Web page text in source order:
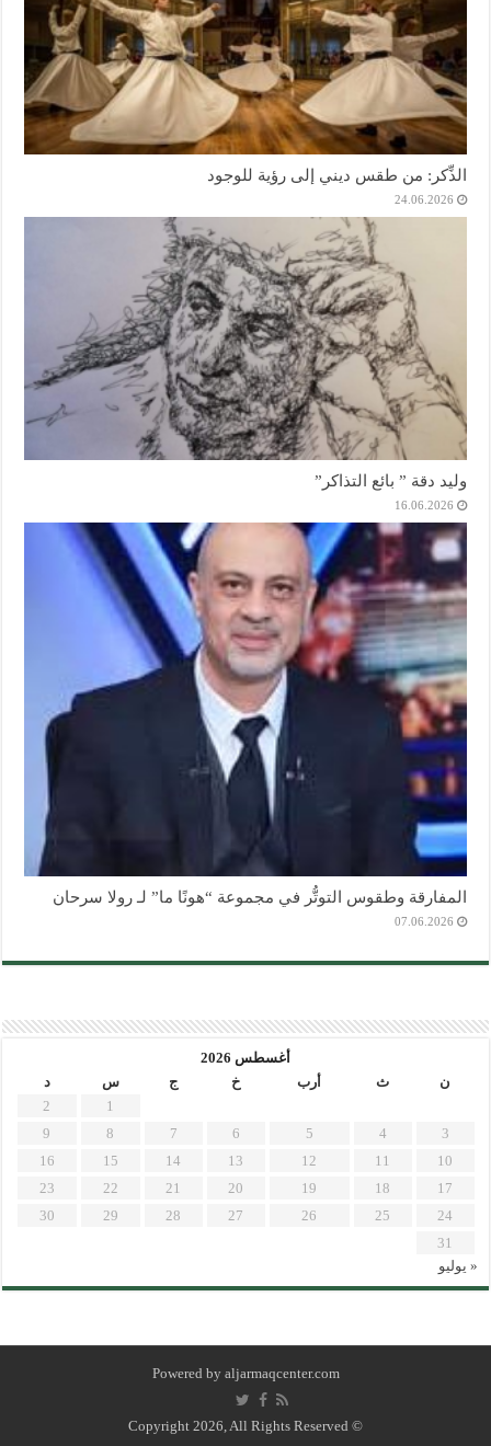
الذِّكر: من طقس ديني إلى رؤية للوجود
24.06.2026
وليد دقة ” بائع التذاكر”
16.06.2026
المفارقة وطقوس التوتُّر في مجموعة “هونًا ما” لـ رولا سرحان
07.06.2026
أغسطس 2026
ن
ث أرب خ ج س
د
1
2
3
4
5
6
7
8
9
10
11
12
13
14
15
16
17
18
19
20
21
22
23
24
25
26
27
28
29
30
31
« يوليو
Powered by aljarmaqcenter.com
© Copyright 2026, All Rights Reserved